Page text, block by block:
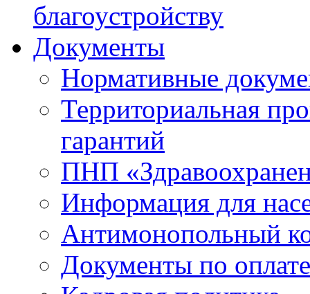
благоустройству
Документы
Нормативные
Территориальная
гарантий
ПНП
Информация для
Антимонопольный
Документы по